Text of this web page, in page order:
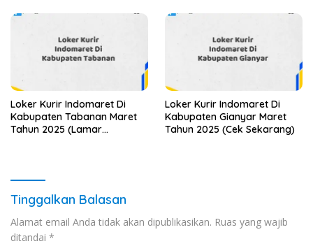
Loker Kurir Indomaret Di
Kabupaten Tabanan Maret
Tahun 2025 (Lamar
Loker Kurir Indomaret Di
Kabupaten Gianyar Maret
Tahun 2025 (Cek Sekarang)
Tinggalkan Balasan
Alamat email Anda tidak akan dipublikasikan. Ruas yang wajib
ditandai *